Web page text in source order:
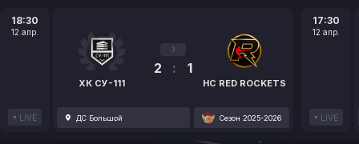
18:30
12 апр.
LIVE
ХК СУ-111
3
2 : 1
HC RED ROCKETS
ДС Большой Сезон 2025-2026
17:30
12 апр.
LIVE